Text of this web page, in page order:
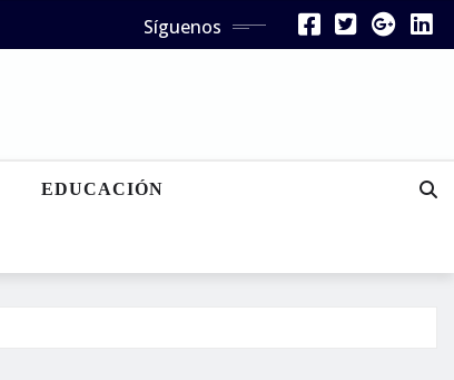
Síguenos
EDUCACIÓN